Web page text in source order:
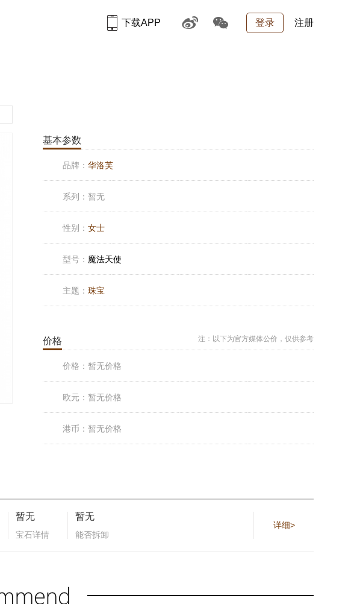
登录 注册
下载APP
基本参数
品牌： 华洛芙
系列： 暂无
性别： 女士
型号： 魔法天使
主题： 珠宝
价格 注：以下为官方媒体公价，仅供参考
价格： 暂无价格
欧元： 暂无价格
港币： 暂无价格
暂无
宝石详情
暂无
能否拆卸
详细>